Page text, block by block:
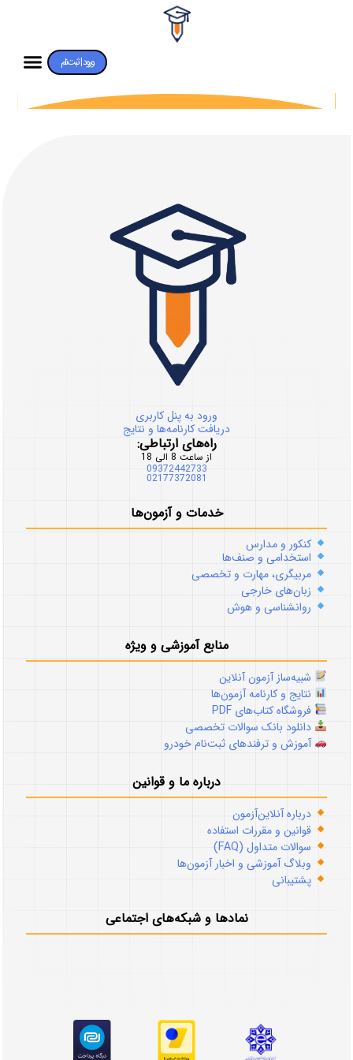
ورود | ثبت‌نام
ورود به پنل کاربری
دریافت کارنامه‌ها و نتایج
راه‌های ارتباطی:
از ساعت 8 الی 18
09372442733
02177372081
خدمات و آزمون‌ها
کنکور و مدارس
استخدامی و صنف‌ها
مربیگری، مهارت و تخصصی
زبان‌های خارجی
روانشناسی و هوش
منابع آموزشی و ویژه
شبیه‌ساز آزمون آنلاین
نتایج و کارنامه آزمون‌ها
فروشگاه کتاب‌های PDF
دانلود بانک سوالات تخصصی
آموزش و ترفندهای ثبت‌نام خودرو
درباره ما و قوانین
درباره آنلاین‌آزمون
قوانین و مقررات استفاده
سوالات متداول (FAQ)
وبلاگ آموزشی و اخبار آزمون‌ها
پشتیبانی
نمادها و شبکه‌های اجتماعی